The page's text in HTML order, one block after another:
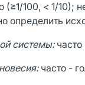
(≥1/100, < 1/10);
определить
системы:часто
часто -